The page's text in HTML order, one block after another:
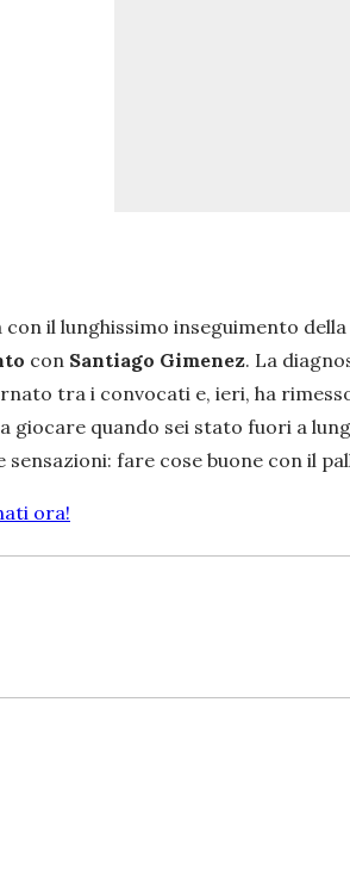
con il lunghissimo inseguimento della
con Santiago Gimenez. La
tra i convocati e, ieri, ha
giocare quando sei stato fuori a
fare cose buone con il
ora!